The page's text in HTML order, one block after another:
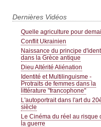
Dernières Vidéos
Quelle agriculture pour
Conflit Ukrainien
Naissance du principe
dans la Grèce antique
Dieu Altérité Aliénation
Identité et Multilinguisme -
Protraits de femmes dans la
littérature "francophone"
L'autoportrait dans l'art du
siècle
Le Cinéma du réel au risque
la guerre